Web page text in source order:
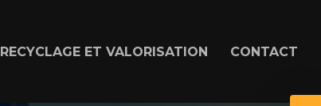
RECYCLAGE ET VALORISATION CONTACT